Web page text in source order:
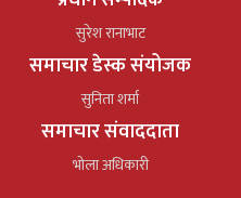
सुरेश रानाभाट
समाचार डेस्क संयोजक
सुनिता शर्मा
समाचार संवाददाता
भोला अधिकारी